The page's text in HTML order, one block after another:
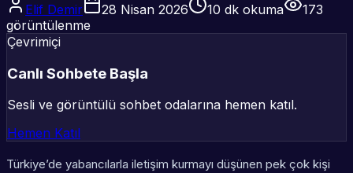
Elif Demir 28 Nisan 2026 10 dk okuma
173
görüntülenme
Çevrimiçi
Canlı Sohbete Başla
Sesli ve görüntülü sohbet odalarına hemen katıl.
Hemen Katıl
Türkiye’de yabancılarla iletişim kurmayı düşünen pek çok kişi